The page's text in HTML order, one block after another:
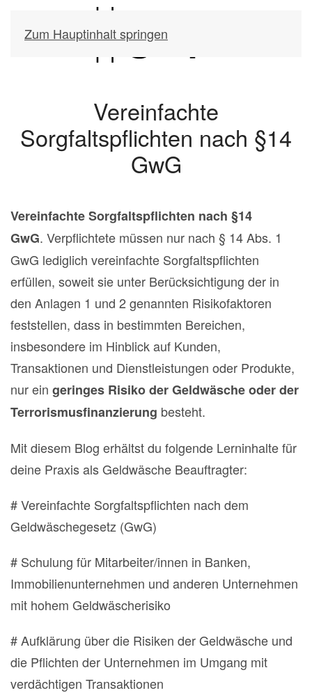
Zum Hauptinhalt springen
Vereinfachte
Sorgfaltspflichten nach §14
GwG
Vereinfachte Sorgfaltspflichten nach §14
GwG. Verpflichtete müssen nur nach § 14 Abs. 1
GwG lediglich vereinfachte Sorgfaltspflichten
erfüllen, soweit sie unter Berücksichtigung der in
den Anlagen 1 und 2 genannten Risikofaktoren
feststellen, dass in bestimmten Bereichen,
insbesondere im Hinblick auf Kunden,
Transaktionen und Dienstleistungen oder Produkte,
nur ein geringes Risiko der Geldwäsche oder der
Terrorismusfinanzierung besteht.
Mit diesem Blog erhältst du folgende Lerninhalte für
deine Praxis als Geldwäsche Beauftragter:
# Vereinfachte Sorgfaltspflichten nach dem
Geldwäschegesetz (GwG)
# Schulung für Mitarbeiter/innen in Banken,
Immobilienunternehmen und anderen Unternehmen
mit hohem Geldwäscherisiko
# Aufklärung über die Risiken der Geldwäsche und
die Pflichten der Unternehmen im Umgang mit
verdächtigen Transaktionen